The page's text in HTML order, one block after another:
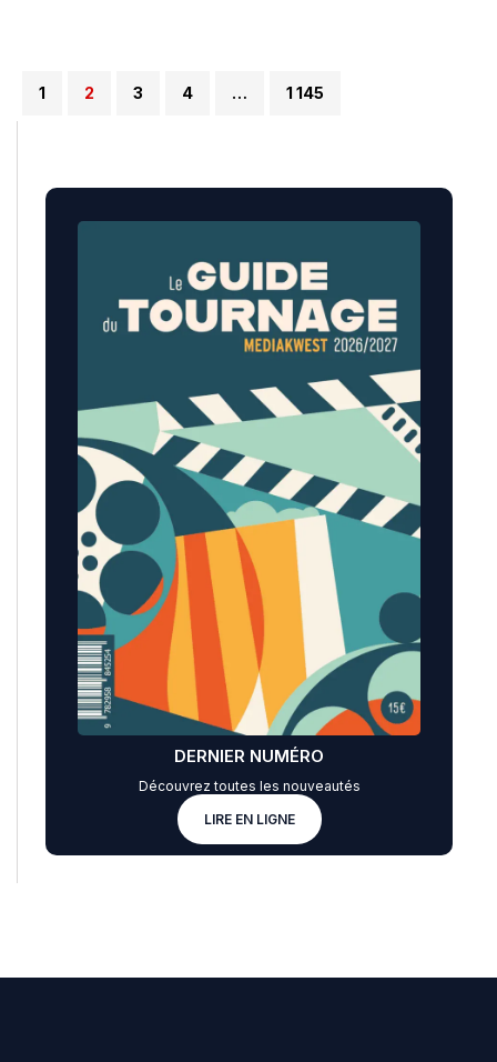
1 2 3 4 … 1 145
DERNIER NUMÉRO
Découvrez toutes les nouveautés
LIRE EN LIGNE